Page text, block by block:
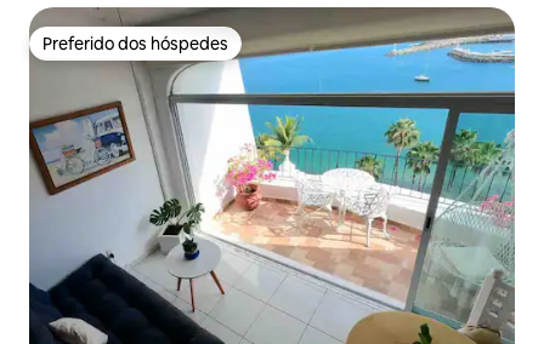
Preferido dos hóspedes
Preferido dos hóspedes